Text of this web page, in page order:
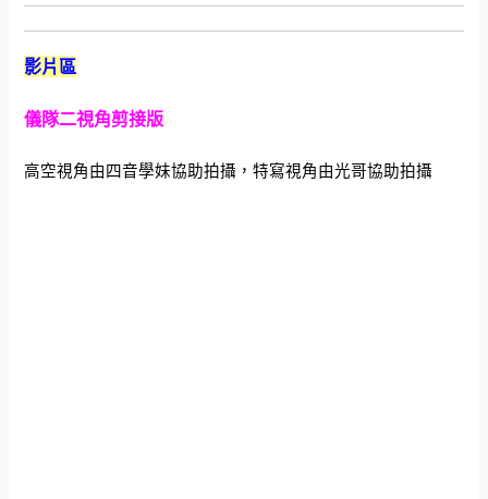
影片區
儀隊二視角剪接版
高空視角由四音學妹協助拍攝，特寫視角由光哥協助拍攝